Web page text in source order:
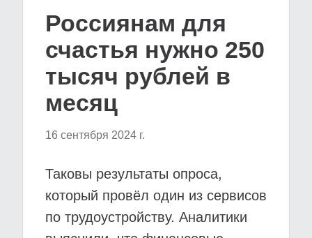
Россиянам для
счастья нужно 250
тысяч рублей в
месяц
16 сентября 2024 г.
Таковы результаты опроса,
который провёл один из сервисов
по трудоустройству. Аналитики